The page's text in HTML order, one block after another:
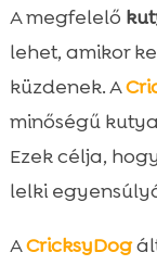
A megfelelő
lehet, amikor
küzdenek. A
minőségű
Ezek célja,
lelki
ACricksyDog